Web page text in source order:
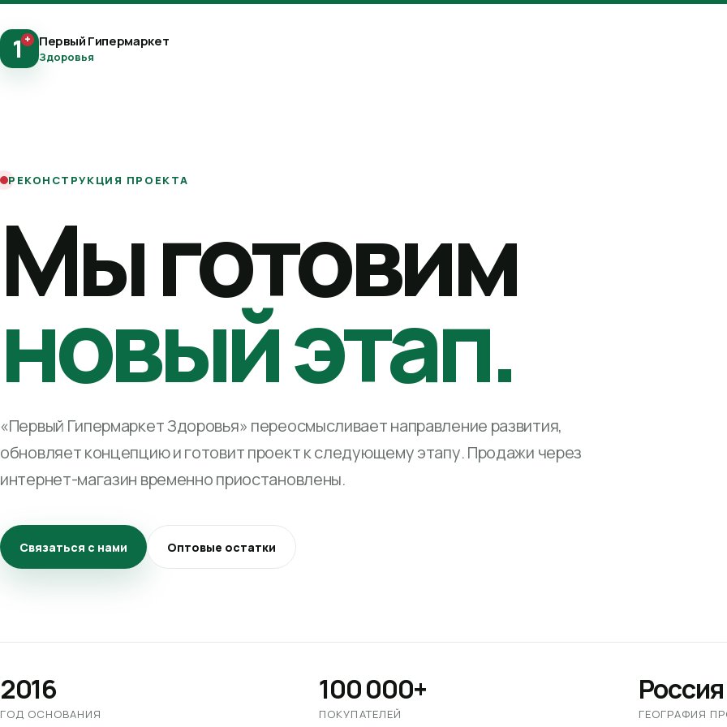
1+ Первый Гипермаркет
Здоровья
РЕКОНСТРУКЦИЯ ПРОЕКТА
Мы готовим
новый этап.
«Первый Гипермаркет Здоровья» переосмысливает направление развития,
обновляет концепцию и готовит проект к следующему этапу. Продажи через
интернет-магазин временно приостановлены.
Связаться с нами Оптовые остатки
2016
ГОД ОСНОВАНИЯ
100 000+
ПОКУПАТЕЛЕЙ
Россия
ГЕОГРАФИЯ